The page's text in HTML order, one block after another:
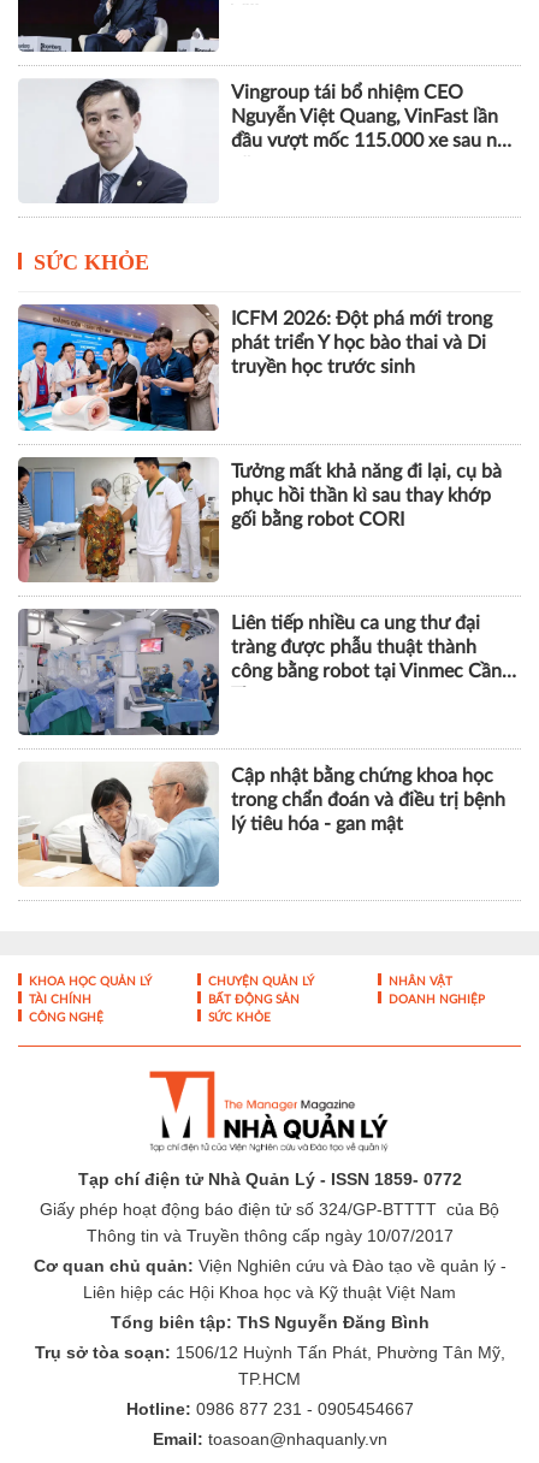
Vingroup tái bổ nhiệm CEO
Nguyễn Việt Quang, VinFast lần
đầu vượt mốc 115.000 xe sau nửa
SỨC KHỎE
ICFM 2026: Đột phá mới trong
phát triển Y học bào thai và Di
truyền học trước sinh
Tưởng mất khả năng đi lại, cụ bà
phục hồi thần kì sau thay khớp
gối bằng robot CORI
Liên tiếp nhiều ca ung thư đại
tràng được phẫu thuật thành
công bằng robot tại Vinmec Cần
Cập nhật bằng chứng khoa học
trong chẩn đoán và điều trị bệnh
lý tiêu hóa - gan mật
KHOA HỌC QUẢN LÝ CHUYỆN QUẢN LÝ
NHÂN VẬT
TÀI CHÍNH
BẤT ĐỘNG SẢN
DOANH NGHIỆP
CÔNG NGHỆ
SỨC KHỎE
Tạp chí điện tử Nhà Quản Lý - ISSN 1859- 0772
Giấy phép hoạt động báo điện tử số 324/GP-BTTTT của Bộ
Thông tin và Truyền thông cấp ngày 10/07/2017
Cơ quan chủ quản: Viện Nghiên cứu và Đào tạo về quản lý -
Liên hiệp các Hội Khoa học và Kỹ thuật Việt Nam
Tổng biên tập: ThS Nguyễn Đăng Bình
Trụ sở tòa soạn: 1506/12 Huỳnh Tấn Phát, Phường Tân Mỹ,
TP.HCM
Hotline: 0986 877 231 - 0905454667
Email: toasoan@nhaquanly.vn